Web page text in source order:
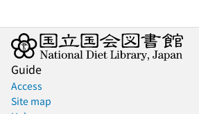
Guide
Access
Site map